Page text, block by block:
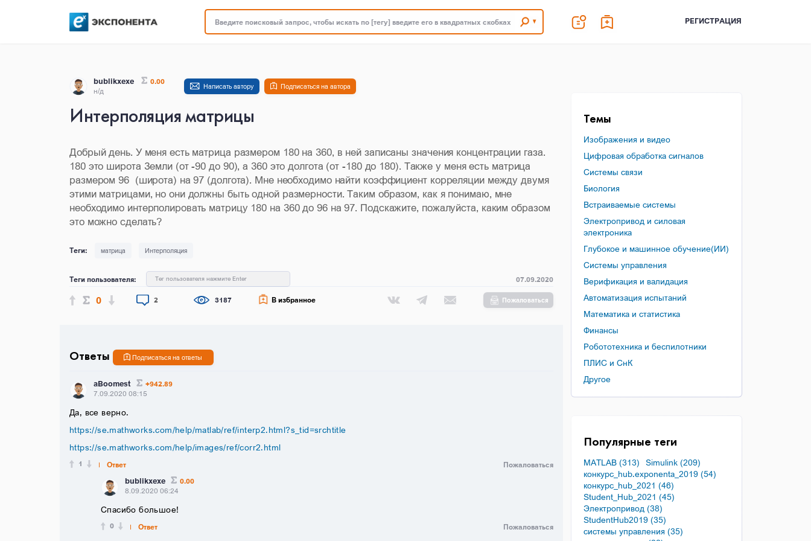
Введите поисковый запрос, чтобы искать по [тегу] введите его в квадратных скобках РЕГИСТРАЦИЯ
bublikxexe
0.00
н/д
Написать автору Подписаться на автора
Интерполяция матрицы
Добрый день. У меня есть матрица размером 180 на 360, в ней записаны значения концентрации газа.
180 это широта Земли (от -90 до 90), а 360 это долгота (от -180 до 180). Также у меня есть матрица
размером 96 (широта) на 97 (долгота). Мне необходимо найти коэффициент корреляции между двумя
этими матрицами, но они должны быть одной размерности. Таким образом, как я понимаю, мне
необходимо интерполировать матрицу 180 на 360 до 96 на 97. Подскажите, пожалуйста, каким образом
это можно сделать?
матрица Интерполяция
Теги пользователя: Тег пользователя нажмите Enter 07.09.2020
0 2 3187 В избранное Пожаловаться
Ответы Подписаться на ответы
aBoomest
+942.89
7.09.2020 08:15
Да, все верно.
https://se.mathworks.com/help/matlab/ref/interp2.html?s_tid=srchtitle
https://se.mathworks.com/help/images/ref/corr2.html
1 Ответ Пожаловаться
bublikxexe
0.00
8.09.2020 06:24
Спасибо большое!
0 Ответ Пожаловаться
Темы
Изображения и видео
Цифровая обработка сигналов
Системы связи
Биология
Встраиваемые системы
Электропривод и силовая
электроника
Глубокое и машинное обучение(ИИ)
Системы управления
Верификация и валидация
Автоматизация испытаний
Математика и статистика
Финансы
Робототехника и беспилотники
ПЛИС и СнК
Другое
Популярные теги
MATLAB (313)
Simulink (209)
конкурс_hub.exponenta_2019 (54)
конкурс_hub_2021 (46)
Student_Hub_2021 (45)
Электропривод (38)
StudentHub2019 (35)
системы управления (35)